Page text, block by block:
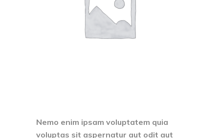
Nemo enim ipsam voluptatem quia
voluptas sit aspernatur aut odit aut